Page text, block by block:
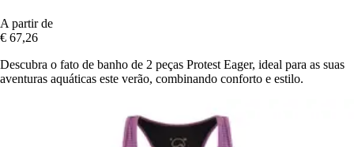
A partir de
€ 67,26
Descubra o fato de banho de 2 peças Protest Eager, ideal para as suas
aventuras aquáticas este verão, combinando conforto e estilo.